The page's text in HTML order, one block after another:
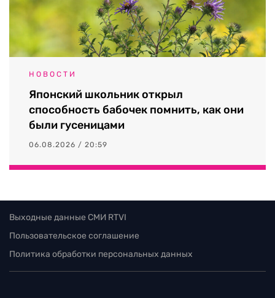
НОВОСТИ
Японский школьник открыл
способность бабочек помнить, как они
были гусеницами
06.08.2026 / 20:59
Выходные данные СМИ RTVI
Пользовательское соглашение
Политика обработки персональных данных